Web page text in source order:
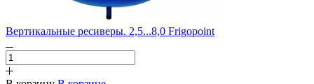
Вертикальные ресиверы. 2,5...8,0 Frigopoint